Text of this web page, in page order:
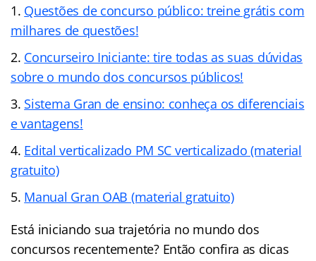
Questões de concurso público: treine grátis com
milhares de questões!
Concurseiro Iniciante: tire todas as suas dúvidas
sobre o mundo dos concursos públicos!
Sistema Gran de ensino: conheça os diferenciais
e vantagens!
Edital verticalizado PM SC verticalizado (material
gratuito)
Manual Gran OAB (material gratuito)
Está iniciando sua trajetória no mundo dos
concursos recentemente? Então confira as dicas